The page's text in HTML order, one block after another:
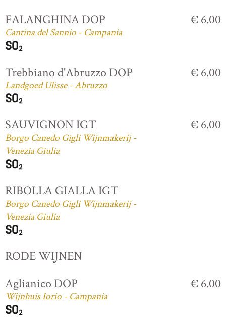
FALANGHINA DOP
Cantina del Sannio - Campania
€ 6.00
Trebbiano d'Abruzzo DOP
Landgoed Ulisse - Abruzzo
€ 6.00
SAUVIGNON IGT
Borgo Canedo Gigli Wijnmakerij -
Venezia Giulia
€ 6.00
RIBOLLA GIALLA IGT
Borgo Canedo Gigli Wijnmakerij -
Venezia Giulia
RODE WIJNEN
Aglianico DOP
Wijnhuis Iorio - Campania
€ 6.00